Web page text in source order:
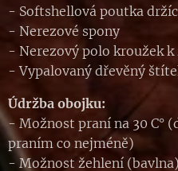
- Softshellová poutka
- Nerezové spony
- Nerezový polo kroužek k
- Vypalovaný dřevěný
Údržba obojku:
- Možnost praní na 30 C°
praním co nejméně)
- Možnost žehlení (bavlna)